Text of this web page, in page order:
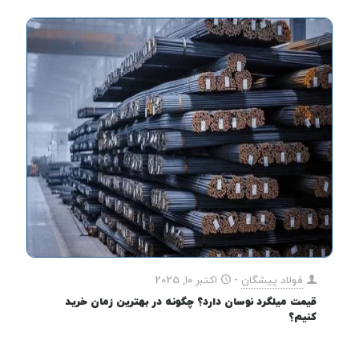
فولاد پیشگان -
اکتبر 10, 2025
قیمت میلگرد نوسان دارد؟ چگونه در بهترین زمان خرید
کنیم؟